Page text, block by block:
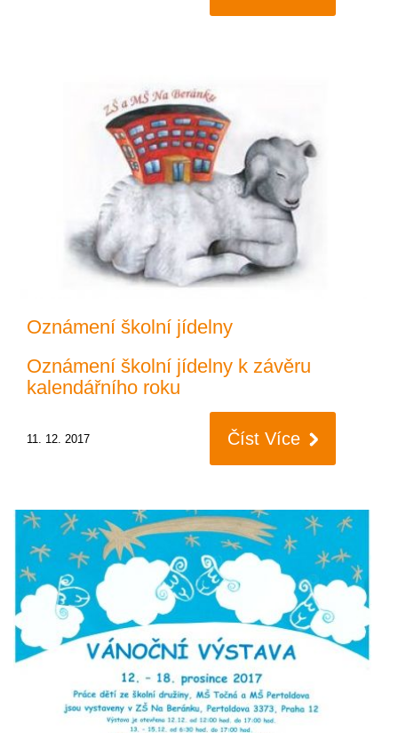
Oznámení školní jídelny
Oznámení školní jídelny k závěru
kalendářního roku
11. 12. 2017 Číst Více